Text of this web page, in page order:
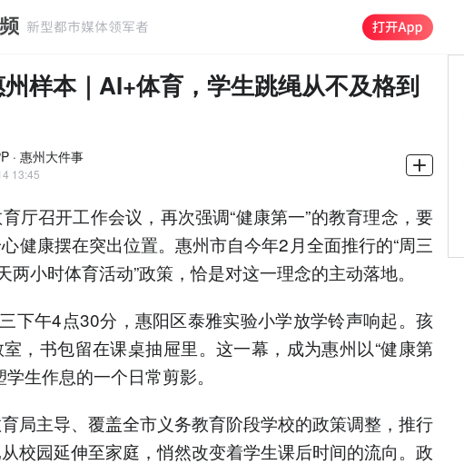
州样本｜AI+体育，学生跳绳从不及格到
· 惠州大件事
13:45
厅召开工作会议，再次强调“健康第一”的教育理念，要
健康摆在突出位置。惠州市自今年2月全面推行的“周三
两小时体育活动”政策，恰是对这一理念的主动落地。
下午4点30分，惠阳区泰雅实验小学放学铃声响起。孩
，书包留在课桌抽屉里。这一幕，成为惠州以“健康第
学生作息的一个日常剪影。
局主导、覆盖全市义务教育阶段学校的政策调整，推行
校园延伸至家庭，悄然改变着学生课后时间的流向。政